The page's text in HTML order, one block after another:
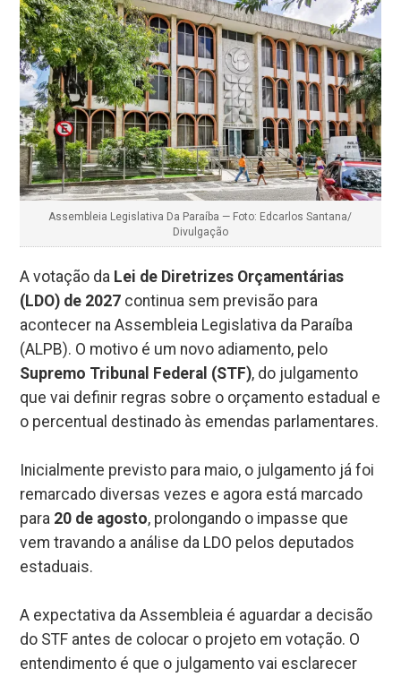
Assembleia Legislativa Da Paraíba — Foto: Edcarlos Santana/
Divulgação
A votação da Lei de Diretrizes Orçamentárias
(LDO) de 2027 continua sem previsão para
acontecer na Assembleia Legislativa da Paraíba
(ALPB). O motivo é um novo adiamento, pelo
Supremo Tribunal Federal (STF), do julgamento
que vai definir regras sobre o orçamento estadual e
o percentual destinado às emendas parlamentares.
Inicialmente previsto para maio, o julgamento já foi
remarcado diversas vezes e agora está marcado
para 20 de agosto, prolongando o impasse que
vem travando a análise da LDO pelos deputados
estaduais.
A expectativa da Assembleia é aguardar a decisão
do STF antes de colocar o projeto em votação. O
entendimento é que o julgamento vai esclarecer